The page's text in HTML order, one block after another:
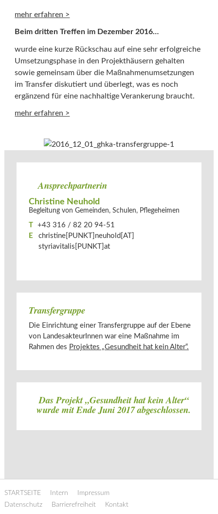
mehr erfahren >
Beim dritten Treffen im Dezember 2016…
wurde eine kurze Rückschau auf eine sehr erfolgreiche
Umsetzungsphase in den Projekthäusern gehalten
sowie gemeinsam über die Maßnahmenumsetzungen
im Transfer diskutiert und überlegt, was es noch
ergänzend für eine nachhaltige Verankerung braucht.
mehr erfahren >
Ansprechpartnerin
Christine Neuhold
Begleitung von Gemeinden, Schulen, Pflegeheimen
T +43 316 / 82 20 94-51
E
christine[PUNKT]neuhold[AT]​
styriavitalis[PUNKT]at
Transfergruppe
Die Einrichtung einer Transfergruppe auf der Ebene
von LandesakteurInnen war eine Maßnahme im
Rahmen des Projektes „Gesundheit hat kein Alter“.
Das Projekt „Gesundheit hat kein Alter“
wurde mit Ende Juni 2017 abgeschlossen.
STARTSEITE Intern
Impressum
Datenschutz
Barrierefreiheit Kontakt